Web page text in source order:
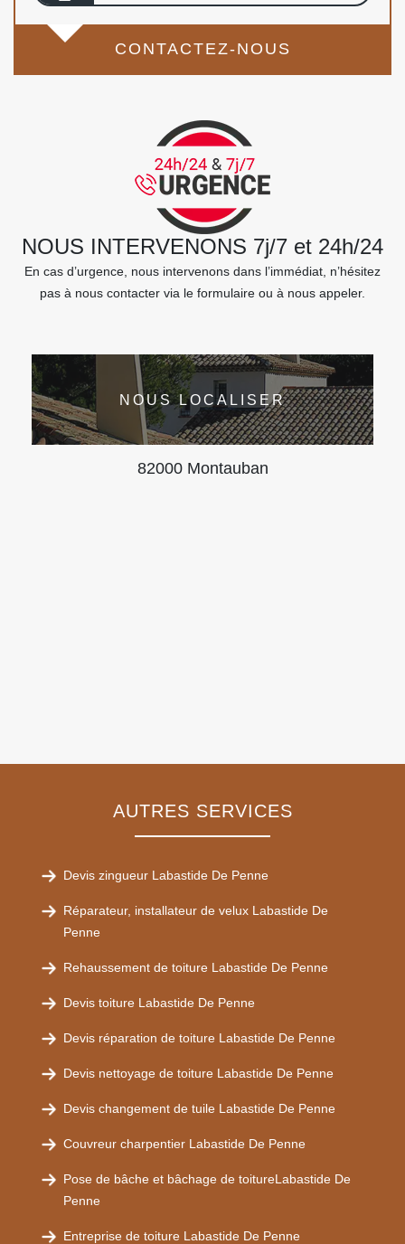
CONTACTEZ-NOUS
NOUS INTERVENONS 7j/7 et 24h/24
En cas d’urgence, nous intervenons dans l’immédiat, n’hésitez
pas à nous contacter via le formulaire ou à nous appeler.
NOUS LOCALISER
82000 Montauban
AUTRES SERVICES
Devis zingueur Labastide De Penne
Réparateur, installateur de velux Labastide De
Penne
Rehaussement de toiture Labastide De Penne
Devis toiture Labastide De Penne
Devis réparation de toiture Labastide De Penne
Devis nettoyage de toiture Labastide De Penne
Devis changement de tuile Labastide De Penne
Couvreur charpentier Labastide De Penne
Pose de bâche et bâchage de toitureLabastide De
Penne
Entreprise de toiture Labastide De Penne